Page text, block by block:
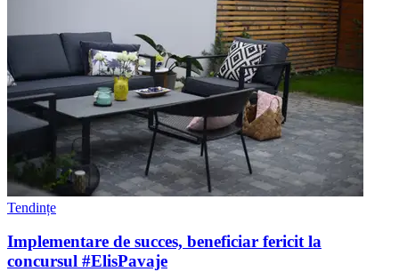
Tendințe
Implementare de succes, beneficiar fericit la
concursul #ElisPavaje